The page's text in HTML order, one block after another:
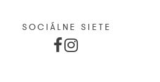
SOCIÁLNE SIETE